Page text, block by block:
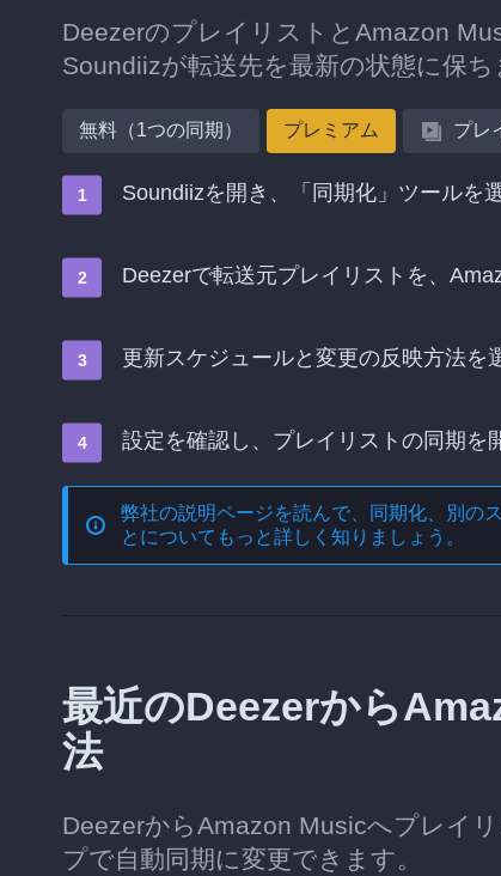
DeezerのプレイリストとAmazon
Soundiizが転送先を最新の状態に保ち
無料（1つの同期） プレミアム プレ
Soundiizを開き、「同期化」ツールを
Deezerで転送元プレイリストを、
更新スケジュールと変更の反映方法を
設定を確認し、プレイリストの同期を
弊社の説明ページを読んで、 同期化、別の
とについてもっと詳しく知りましょう。
最近のDeezerから
法
DeezerからAmazon Musicへプレイ
プで自動同期に変更できます。